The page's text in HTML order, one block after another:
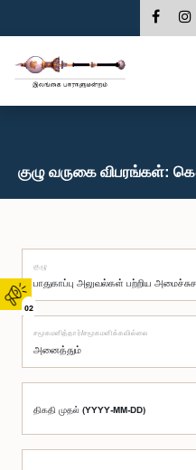
02
குழு வருகை விபரங்கள்:
குழு
சமூகமளித்தார்/சமூகமளிக்கவில்லை
திகதி முதல் (YYYY-MM-DD)